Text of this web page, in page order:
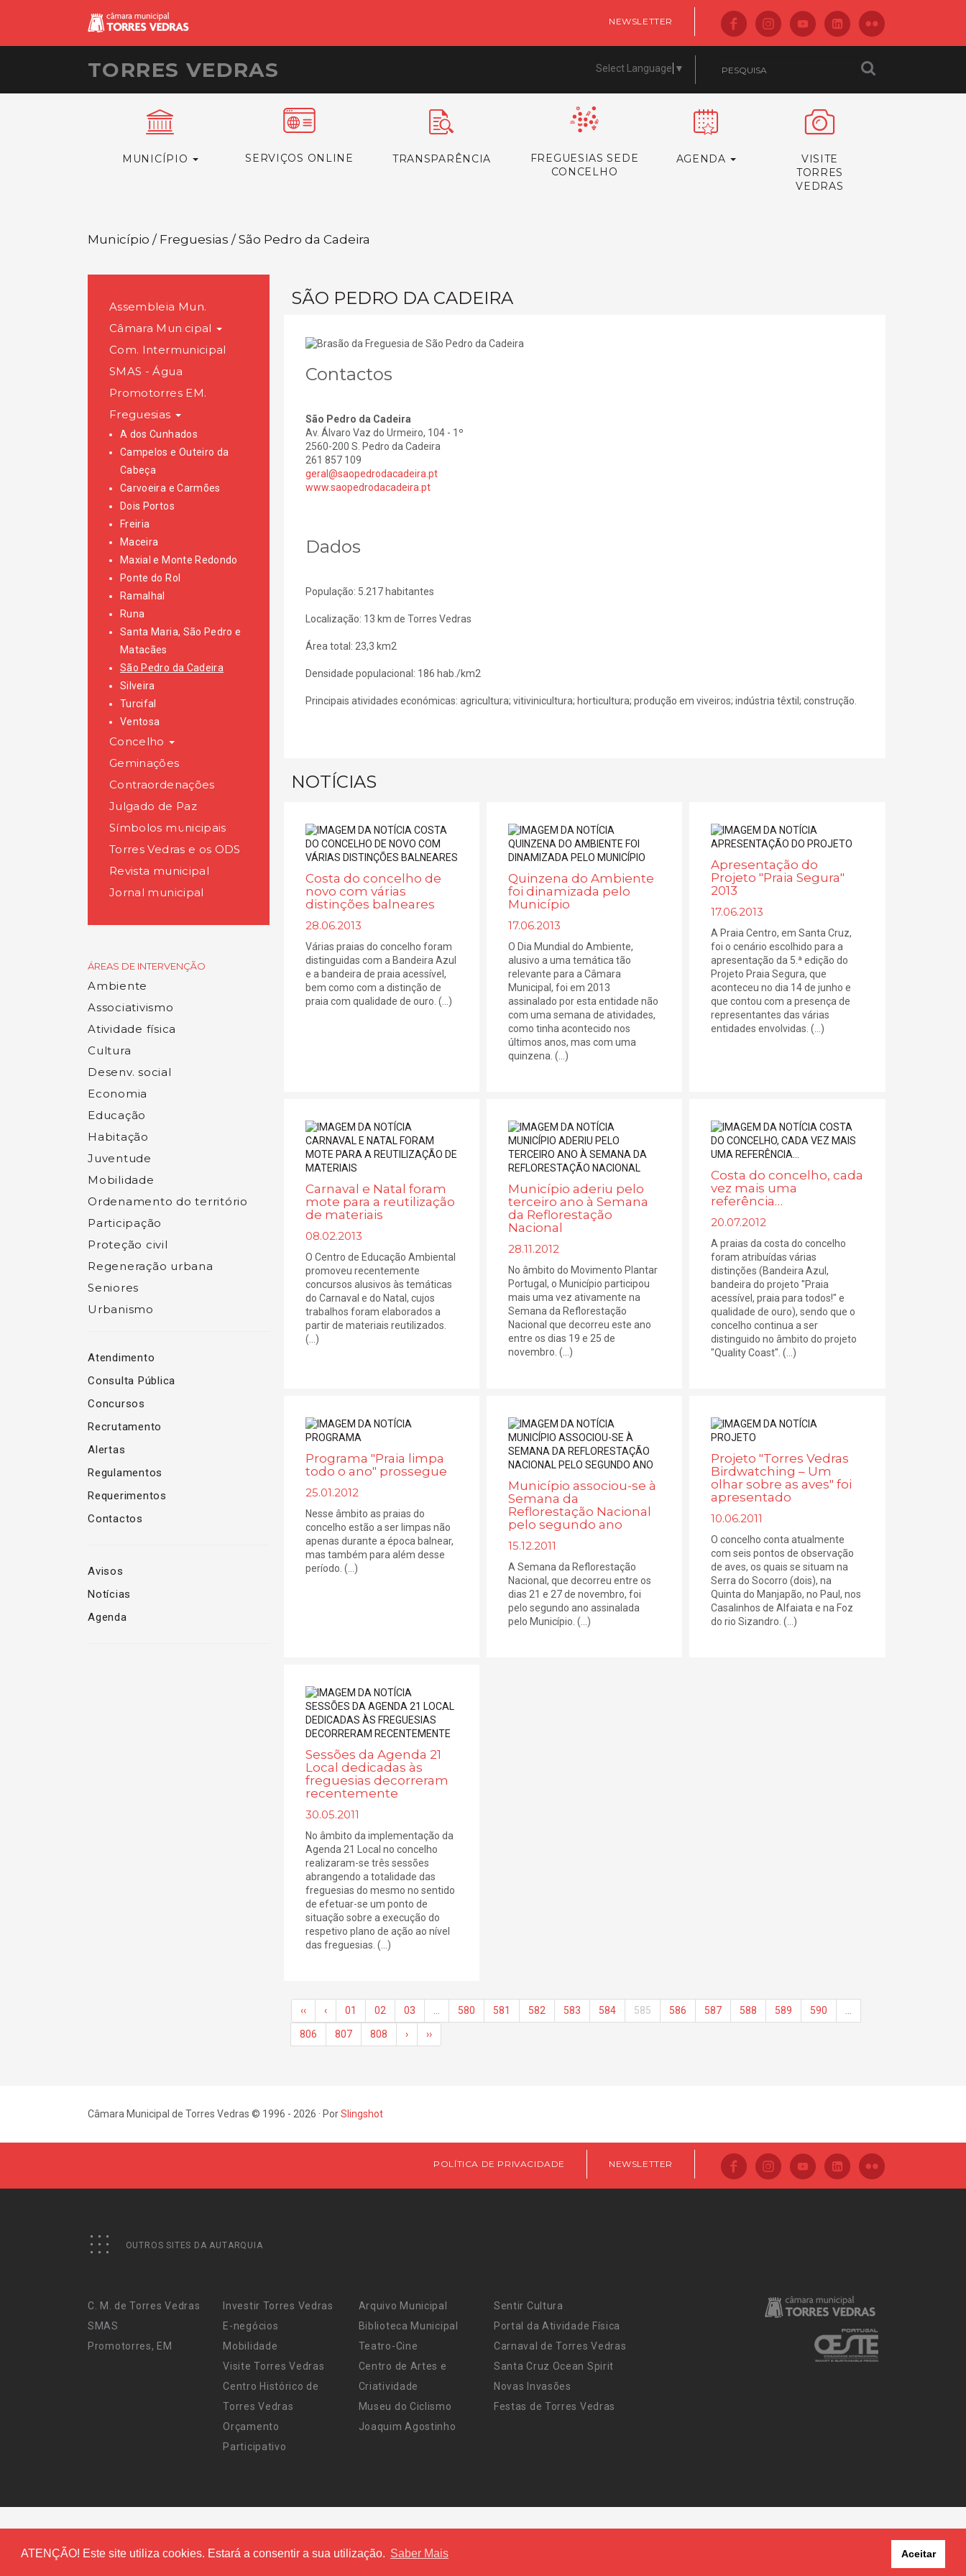
ATENÇÃO! Este site utiliza cookies. Estará a consentir a sua utilização. Saber Mais Aceitar
NEWSLETTER
TORRES VEDRAS Select Language ▼
MUNICÍPIO SERVIÇOS ONLINE TRANSPARÊNCIA
FREGUESIAS SEDE
CONCELHO
AGENDA
VISITE
TORRES
VEDRAS
Município / Freguesias / São Pedro da Cadeira
Assembleia Mun.
Câmara Municipal
Com. Intermunicipal
SMAS - Água
Promotorres EM.
Freguesias
A dos Cunhados
Campelos e Outeiro da
Cabeça
Carvoeira e Carmões
Dois Portos
Freiria
Maceira
Maxial e Monte Redondo
Ponte do Rol
Ramalhal
Runa
Santa Maria, São Pedro e
Matacães
São Pedro da Cadeira
Silveira
Turcifal
Ventosa
Concelho
Geminações
Contraordenações
Julgado de Paz
Símbolos municipais
Torres Vedras e os ODS
Revista municipal
Jornal municipal
ÁREAS DE INTERVENÇÃO
Ambiente
Associativismo
Atividade física
Cultura
Desenv. social
Economia
Educação
Habitação
Juventude
Mobilidade
Ordenamento do território
Participação
Proteção civil
Regeneração urbana
Seniores
Urbanismo
Atendimento
Consulta Pública
Concursos
Recrutamento
Alertas
Regulamentos
Requerimentos
Contactos
Avisos
Notícias
Agenda
SÃO PEDRO DA CADEIRA
Contactos
São Pedro da Cadeira
Av. Álvaro Vaz do Urmeiro, 104 - 1º
2560-200 S. Pedro da Cadeira
261 857 109
geral@saopedrodacadeira.pt
www.saopedrodacadeira.pt
Dados
População: 5.217 habitantes
Localização: 13 km de Torres Vedras
Área total: 23,3 km2
Densidade populacional: 186 hab./km2
Principais atividades económicas: agricultura; vitivinicultura; horticultura; produção em viveiros; indústria têxtil; construção.
NOTÍCIAS
Costa do concelho de
novo com várias
distinções balneares
28.06.2013
Várias praias do concelho foram
distinguidas com a Bandeira Azul
e a bandeira de praia acessível,
bem como com a distinção de
praia com qualidade de ouro. (...)
Quinzena do Ambiente
foi dinamizada pelo
Município
17.06.2013
O Dia Mundial do Ambiente,
alusivo a uma temática tão
relevante para a Câmara
Municipal, foi em 2013
assinalado por esta entidade não
com uma semana de atividades,
como tinha acontecido nos
últimos anos, mas com uma
quinzena. (...)
Apresentação do
Projeto "Praia Segura"
2013
17.06.2013
A Praia Centro, em Santa Cruz,
foi o cenário escolhido para a
apresentação da 5.ª edição do
Projeto Praia Segura, que
aconteceu no dia 14 de junho e
que contou com a presença de
representantes das várias
entidades envolvidas. (...)
Carnaval e Natal foram
mote para a reutilização
de materiais
08.02.2013
O Centro de Educação Ambiental
promoveu recentemente
concursos alusivos às temáticas
do Carnaval e do Natal, cujos
trabalhos foram elaborados a
partir de materiais reutilizados.
(...)
Município aderiu pelo
terceiro ano à Semana
da Reflorestação
Nacional
28.11.2012
No âmbito do Movimento Plantar
Portugal, o Município participou
mais uma vez ativamente na
Semana da Reflorestação
Nacional que decorreu este ano
entre os dias 19 e 25 de
novembro. (...)
Costa do concelho, cada
vez mais uma
referência…
20.07.2012
A praias da costa do concelho
foram atribuídas várias
distinções (Bandeira Azul,
bandeira do projeto "Praia
acessível, praia para todos!" e
qualidade de ouro), sendo que o
concelho continua a ser
distinguido no âmbito do projeto
"Quality Coast". (...)
Programa "Praia limpa
todo o ano" prossegue
25.01.2012
Nesse âmbito as praias do
concelho estão a ser limpas não
apenas durante a época balnear,
mas também para além desse
período. (...)
Município associou-se à
Semana da
Reflorestação Nacional
pelo segundo ano
15.12.2011
A Semana da Reflorestação
Nacional, que decorreu entre os
dias 21 e 27 de novembro, foi
pelo segundo ano assinalada
pelo Município. (...)
Projeto "Torres Vedras
Birdwatching – Um
olhar sobre as aves" foi
apresentado
10.06.2011
O concelho conta atualmente
com seis pontos de observação
de aves, os quais se situam na
Serra do Socorro (dois), na
Quinta do Manjapão, no Paul, nos
Casalinhos de Alfaiata e na Foz
do rio Sizandro. (...)
Sessões da Agenda 21
Local dedicadas às
freguesias decorreram
recentemente
30.05.2011
No âmbito da implementação da
Agenda 21 Local no concelho
realizaram-se três sessões
abrangendo a totalidade das
freguesias do mesmo no sentido
de efetuar-se um ponto de
situação sobre a execução do
respetivo plano de ação ao nível
das freguesias. (...)
‹‹ ‹ 01 02 03 580 581 582 583 584 585 586 587 588 589 590
806 807 808 › ››
Câmara Municipal de Torres Vedras © 1996 - 2026 · PorSlingshot
POLÍTICA DE PRIVACIDADE NEWSLETTER
OUTROS SITES DA AUTARQUIA
C. M. de Torres Vedras
SMAS
Promotorres, EM
Investir Torres Vedras
E-negócios
Mobilidade
Visite Torres Vedras
Centro Histórico de
Torres Vedras
Orçamento
Participativo
Arquivo Municipal
Biblioteca Municipal
Teatro-Cine
Centro de Artes e
Criatividade
Museu do Ciclismo
Joaquim Agostinho
Sentir Cultura
Portal da Atividade Física
Carnaval de Torres Vedras
Santa Cruz Ocean Spirit
Novas Invasões
Festas de Torres Vedras